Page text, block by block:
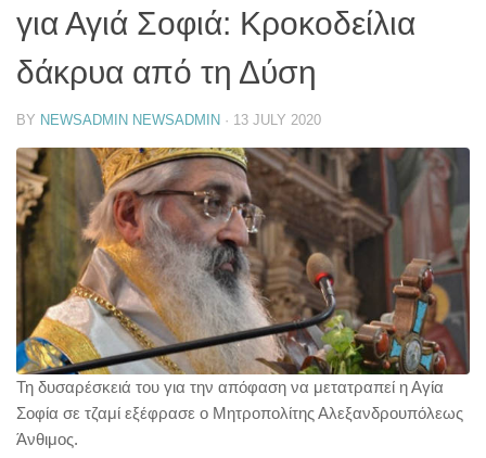
για Αγιά Σοφιά: Κροκοδείλια
δάκρυα από τη Δύση
BY NEWSADMIN NEWSADMIN · 13 JULY 2020
Τη δυσαρέσκειά του για την απόφαση να μετατραπεί η Αγία
Σοφία σε τζαμί εξέφρασε ο Μητροπολίτης Αλεξανδρουπόλεως
Άνθιμος.